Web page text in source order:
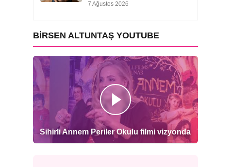
7 Ağustos 2026
BIRSEN ALTUNTAŞ YOUTUBE
Sihirli Annem Periler Okulu filmi vizyonda